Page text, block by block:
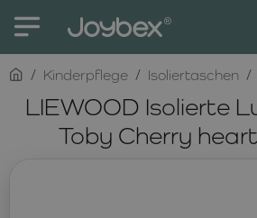
LIEWOOD Isolierte
Toby Cherry
homeKinderpflege Isoliertaschen